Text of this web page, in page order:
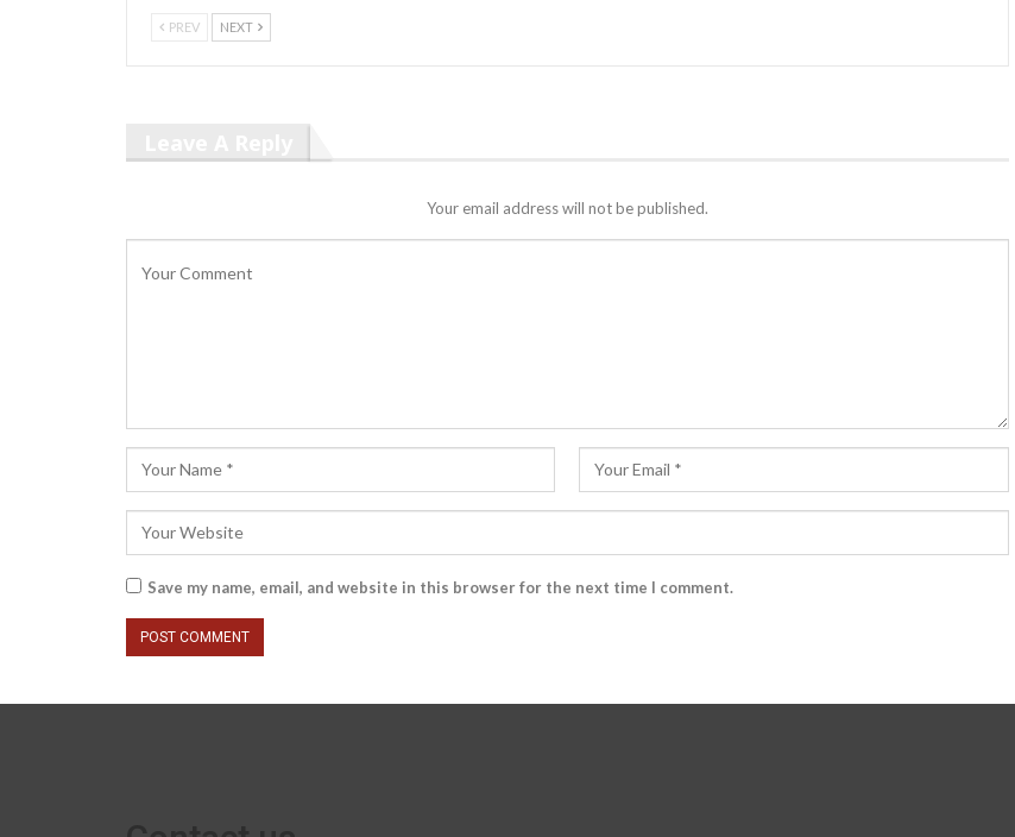
PREV NEXT
Your email address will not be published.
Save my name, email, and website in this browser for the next time I comment.